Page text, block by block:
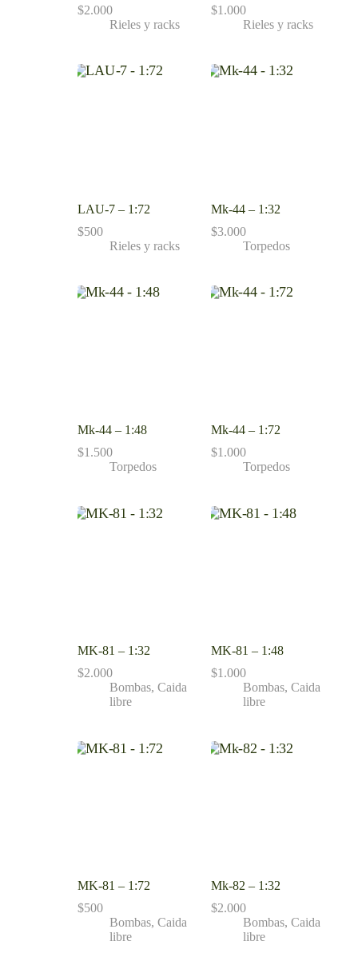
$2.000
Rieles y racks
$1.000
Rieles y racks
LAU-7 – 1:72
$500
Rieles y racks
Mk-44 – 1:32
$3.000
Torpedos
Mk-44 – 1:48
$1.500
Torpedos
Mk-44 – 1:72
$1.000
Torpedos
MK-81 – 1:32
$2.000
Bombas, Caida
libre
MK-81 – 1:48
$1.000
Bombas, Caida
libre
MK-81 – 1:72
$500
Bombas, Caida
libre
Mk-82 – 1:32
$2.000
Bombas, Caida
libre